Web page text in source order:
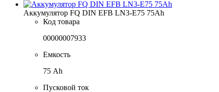
Аккумулятор FQ DIN EFB LN3-E75 75Ah
Код товара
00000007933
Емкость
75 Ah
Пусковой ток